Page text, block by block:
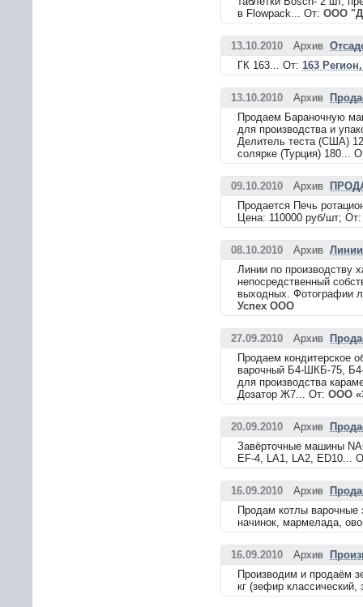
в Flowpack... От: ООО
13.10.2010 Архив
ГК 163... От: 163
13.10.2010 Архив
Продаем Бараночную
для производства и
Делитель теста (США)
солярке (Турция) 180...
09.10.2010 Архив
Продается Печь
Цена: 110000 руб/шт;
08.10.2010 Архив
Линии по производству
непосредственный
выходных. Фотографии
Успех ООО
27.09.2010 Архив
Продаем кондитерское
варочный Б4-ШКБ-75,
для производства
Дозатор Ж7... От: ООО
20.09.2010 Архив
Завёрточные машины
EF-4, LA1, LA2, ED10...
16.09.2010 Архив
Продам котлы варочные
начинок, мармелада,
16.09.2010 Архив
Производим и продаём
кг (зефир